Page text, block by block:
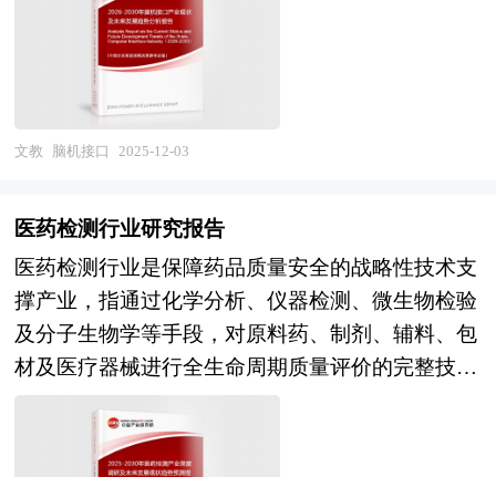
层次和深度也发生了变化。因此，科学预测产业发
展趋势和空间变化态势，对产业发展和规划具有重
要的意义。中研普华拥有28年的产业规划、细分市
场研究及大量项目运作经验，业务覆盖全球。累积
300多个产业园区规划落地项目案例，拥有丰富的
慧物流、乡村振兴等类型项目规划经验。 中研普
华28年的产业研究服务经验，形成了独特的产业研
究及战略投资一体化服务体系，涉及8000多个细分
行业，积累了数十万份行业研究报告数据库、服务
了20多万家企事业单位，现已成为中国最具影响力
产业研究报告在大量周密的市场调研基础上，主要
依据了国家统计局、国家商务部、国家市场监督管
全性之间形成连续谱系。作为生命科学、信息科
学、材料科学与认知科学深度交叉融合的战略性新
兴产业，脑机接口不仅是破解大脑这一"生物超
算"奥秘的核心工具，更是重塑人机关系、治疗重
大脑疾病、增强人类认知能力的革命性技术，其发
医疗器械等未来产业赛道的全球竞争力。 当前，
商业启蒙跨越的关键窗口期。技术层面，2025年被
称为"行业元年"，以上海、北京、深圳为代表的核
心城市率先布局未来产业集聚区，诞生多项里程碑
式突破：国内首例侵入式脑机接口前瞻性临床试验
实现高位截瘫患者运动功能重建，达到接近常人的
电脑操控水平；实时汉语言解码与脑脊接口技术进
文教 脑机接口 2025-12-03
医药检测行业研究报告
医药检测行业是保障药品质量安全的战略性技术支
撑产业，指通过化学分析、仪器检测、微生物检验
及分子生物学等手段，对原料药、制剂、辅料、包
材及医疗器械进行全生命周期质量评价的完整技术
服务体系。作为药品从研发到上市全链条的"质量
守门员"，其检测结果直接决定产品合规性、临床
安全性及企业市场准入资格。在《药品管理法》持